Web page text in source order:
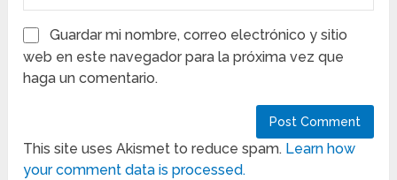
Guardar mi nombre, correo electrónico y sitio
web en este navegador para la próxima vez que
haga un comentario.
This site uses Akismet to reduce spam. Learn how
your comment data is processed.